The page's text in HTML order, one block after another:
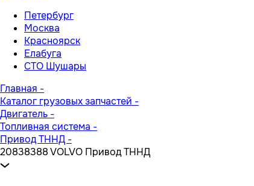
Петербург
Москва
Красноярск
Елабуга
СТО Шушары
Главная -
Каталог грузовых запчастей -
Двигатель -
Топливная система -
Привод ТННД -
20838388 VOLVO Привод ТННД